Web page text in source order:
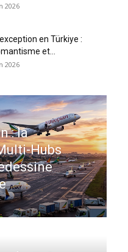
2026
en Türkiye :
et...
2026
- A LA UNE
Aéroports US :
injectent 870
dans 339
Miami en tête
Samir Belhassen - 6 août